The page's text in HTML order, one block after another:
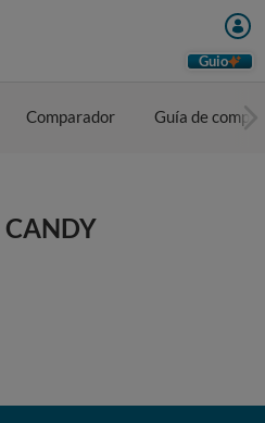
Guio
Comparador Guía de compra